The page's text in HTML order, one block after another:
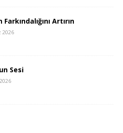
Artırın
2026
Sesi